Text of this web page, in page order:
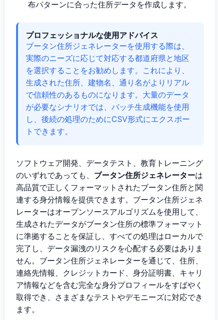
布パターンに合った住所データを作成します。
プロフェッショナルな使用アドバイス
ブータン住所ジェネレーターを使用する際は、
実際のニーズに応じて対応する都道府県と地区
を選択することをお勧めします。これにより、
生成された住所、建物名、通り名がよりリアル
で信頼性のあるものになります。大量のデータ
が必要なシナリオでは、バッチ生成機能を使用
し、後続の処理のためにCSV形式にエクスポー
トできます。
ソフトウェア開発、データテスト、教育トレーニング
のいずれであっても、 ブータン住所ジェネレーターは
高品質で正しくフォーマットされたブータン住所と関
連する身分情報を提供できます。ブータン住所ジェネ
レーターはオープンソースアルゴリズムを使用して、
生成されたデータがブータン住所の標準フォーマット
に準拠することを保証し、すべての処理はローカルで
完了し、データ漏洩のリスクを心配する必要はありま
せん。ブータン住所ジェネレーターを通じて、住所、
連絡先情報、クレジットカード、身分証明書、キャリ
ア情報などを含む完全な身分プロフィールをすばやく
取得でき、さまざまなテストやデモニーズに対応でき
ます。